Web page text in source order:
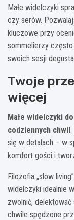
Małe widelczyki
czy serów.
kluczowe przy
sommelierzy
swoich sesji
Twoje
więcej
Małe widelczyki
codziennych chwil.
się w detalach – w
komfort gości i
Filozofia „slow
widelczyki idealnie
zwolnić,
chwile spędzone